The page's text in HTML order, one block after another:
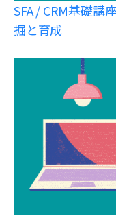
SFA / CRM基礎
掘と育成